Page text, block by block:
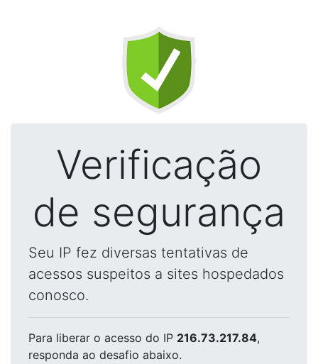
Verificação
de segurança
Seu IP fez diversas tentativas de
acessos suspeitos a sites hospedados
conosco.
Para liberar o acesso do IP 216.73.217.84,
responda ao desafio abaixo.